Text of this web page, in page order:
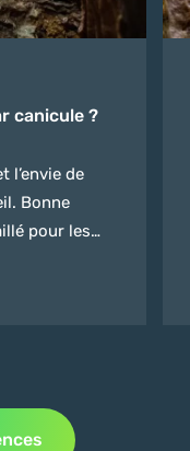
canicule ?
l’envie de
Bonne
pour les
Voici 5